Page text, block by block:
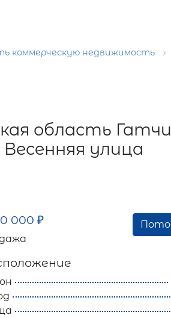
коммерческую недвижимость
область
улица
000₽